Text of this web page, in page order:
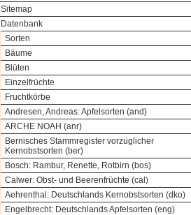
Sitemap
Datenbank
Sorten
Bäume
Blüten
Einzelfrüchte
Fruchtkörbe
Andresen, Andreas: Apfelsorten (and)
ARCHE NOAH (anr)
Bernisches Stammregister vorzüglicher
Kernobstsorten (ber)
Bosch: Rambur, Renette, Rotbirn (bos)
Calwer: Obst- und Beerenfrüchte (cal)
Aehrenthal: Deutschlands Kernobstsorten (dko)
Engelbrecht: Deutschlands Apfelsorten (eng)